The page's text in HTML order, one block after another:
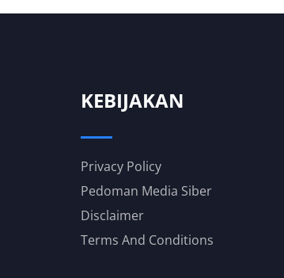
KEBIJAKAN
Privacy Policy
Pedoman Media Siber
Disclaimer
Terms And Conditions